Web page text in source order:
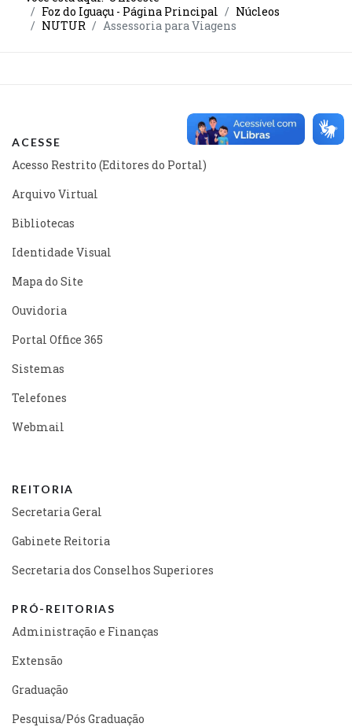
Foz do Iguaçu - Página Principal
Núcleos
NUTUR
Assessoria para Viagens
ACESSE
Acesso Restrito (Editores do Portal)
Arquivo Virtual
Bibliotecas
Identidade Visual
Mapa do Site
Ouvidoria
Portal Office 365
Sistemas
Telefones
Webmail
REITORIA
Secretaria Geral
Gabinete Reitoria
Secretaria dos Conselhos Superiores
PRÓ-REITORIAS
Administração e Finanças
Extensão
Graduação
Pesquisa/Pós Graduação